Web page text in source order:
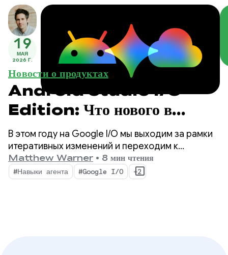
19
МАЯ
2026 Г.
Новости о продуктах
Android Studio I/O
Edition: Что нового в
инструментах разработчика
Android?
В этом году на Google I/O мы выходим за рамки
итеративных изменений и переходим к
фундаментальному сдвигу в подходе к
разработке приложений. Наши новейшие
инструменты созданы для эпохи агентов и
Matthew Warner • 8 мин чтения
#Навыки агента #Google I/O +2